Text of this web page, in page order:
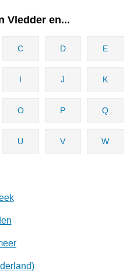
Vledder en...
C D E
I J K
O P Q
U V W